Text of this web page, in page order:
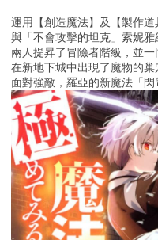
運用【創造魔法】及【製作
與「不會攻擊的坦克」索妮雅
兩人提昇了冒險者階級，並一
在新地下城中出現了魔物的巢
面對強敵，羅亞的新魔法「